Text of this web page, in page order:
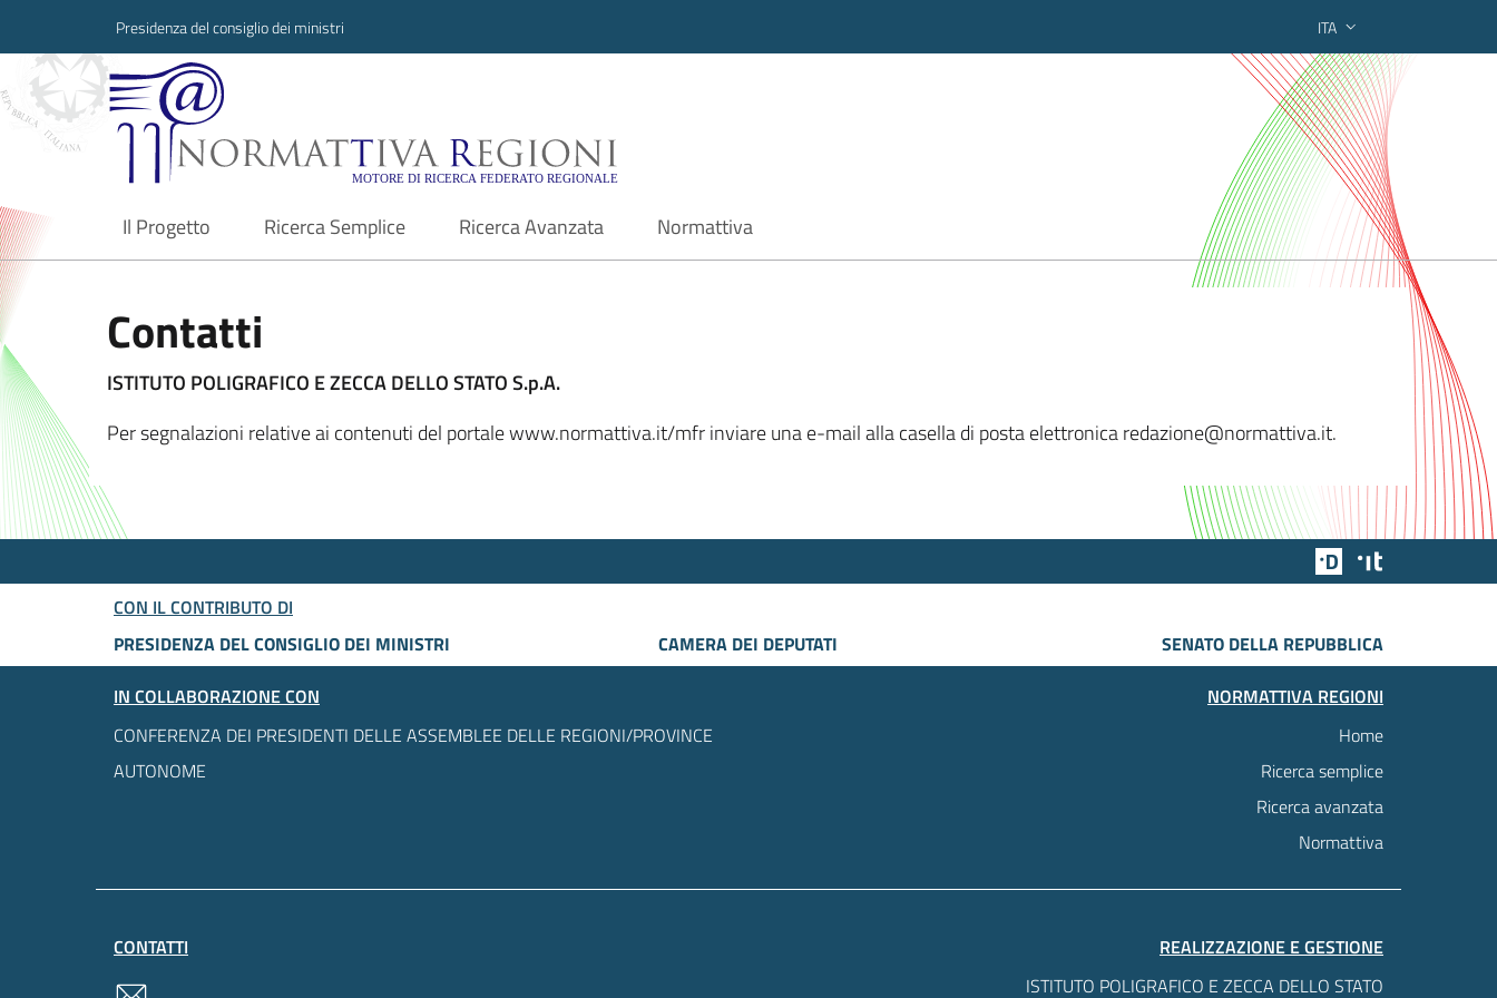
Presidenza del consiglio dei ministri ITA
Normattiva Regioni - Motore di ricerca federato regionale
Il Progetto
current Ricerca Semplice Ricerca Avanzata Normattiva
Contatti
ISTITUTO POLIGRAFICO E ZECCA DELLO STATO S.p.A.
Per segnalazioni relative ai contenuti del portale www.normattiva.it/mfr inviare una e-mail alla casella di posta elettronica redazione@normattiva.it.
Team Digitale
CON IL CONTRIBUTO DI
PRESIDENZA DEL CONSIGLIO DEI MINISTRI
CAMERA DEI DEPUTATI
SENATO DELLA REPUBBLICA
IN COLLABORAZIONE CON
CONFERENZA DEI PRESIDENTI DELLE ASSEMBLEE DELLE REGIONI/PROVINCE
AUTONOME
NORMATTIVA REGIONI
Home
Ricerca semplice
Ricerca avanzata
Normattiva
CONTATTI
REALIZZAZIONE E GESTIONE
ISTITUTO POLIGRAFICO E ZECCA DELLO STATO